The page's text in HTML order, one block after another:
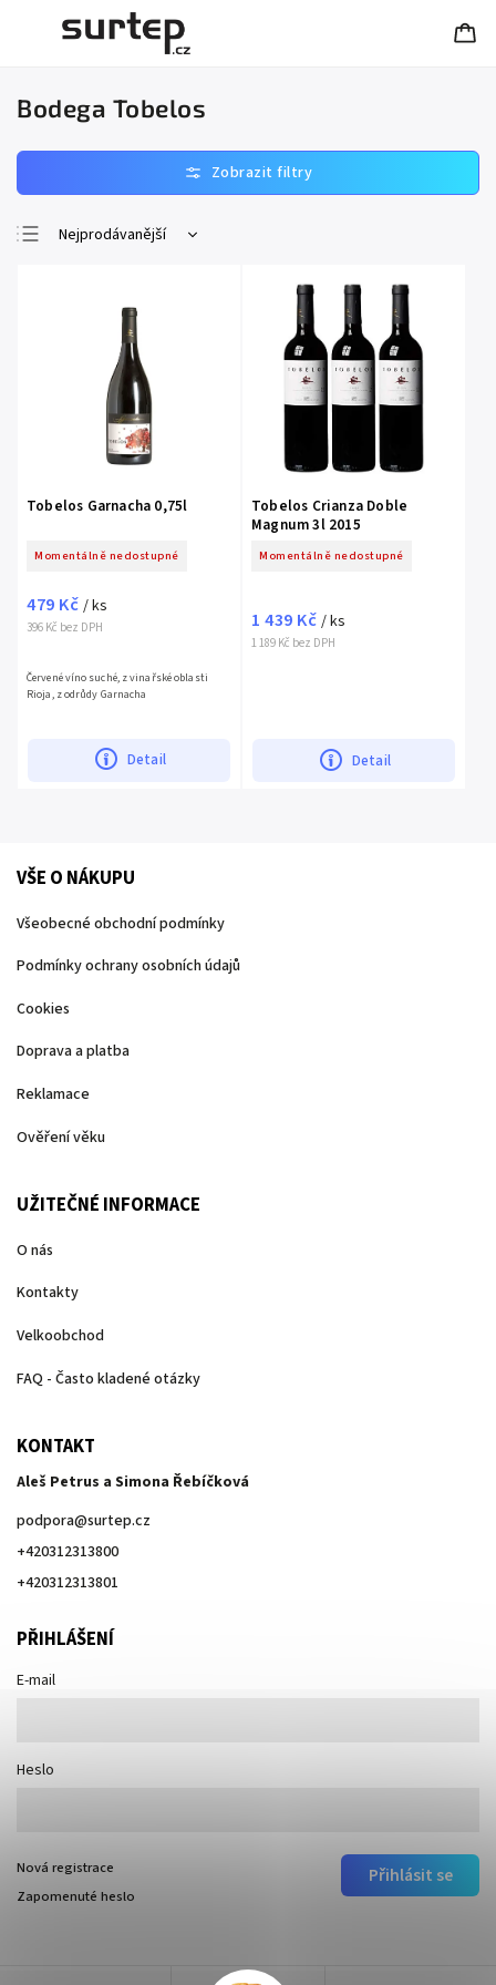
Bodega Tobelos
Nejprodávanější
Abecedně
Tobelos Garnacha 0,75l
Momentálně nedostupné
396 Kč bez DPH
479 Kč / ks
Detail
Červené víno suché, z vinařské oblasti
Rioja, z odrůdy Garnacha
Tobelos Crianza Doble
Magnum 3l 2015
Momentálně nedostupné
1 189 Kč bez DPH
1 439 Kč / ks
Detail
VŠE O NÁKUPU
Všeobecné obchodní podmínky
Podmínky ochrany osobních údajů
Cookies
Doprava a platba
Reklamace
Ověření věku
UŽITEČNÉ INFORMACE
O nás
Kontakty
Velkoobchod
FAQ - Často kladené otázky
KONTAKT
Aleš Petrus a Simona Řebíčková
podpora@surtep.cz
+420312313800
+420312313801
PŘIHLÁŠENÍ
E-mail
Heslo
Přihlásit se
Nová registrace
Zapomenuté heslo